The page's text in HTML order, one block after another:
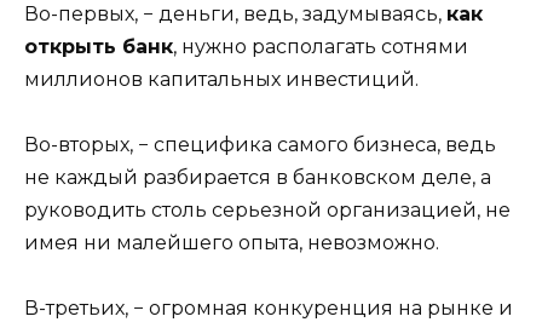
Во-первых, − деньги, ведь, задумываясь, как
открыть банк, нужно располагать сотнями
миллионов капитальных инвестиций.
Во-вторых, − специфика самого бизнеса, ведь
не каждый разбирается в банковском деле, а
руководить столь серьезной организацией, не
имея ни малейшего опыта, невозможно.
В-третьих, − огромная конкуренция на рынке и